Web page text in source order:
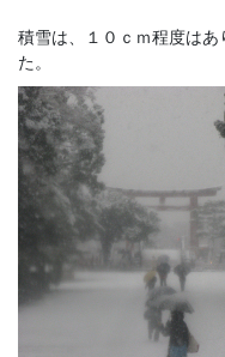
積雪は、１０ｃｍ程度は
た。